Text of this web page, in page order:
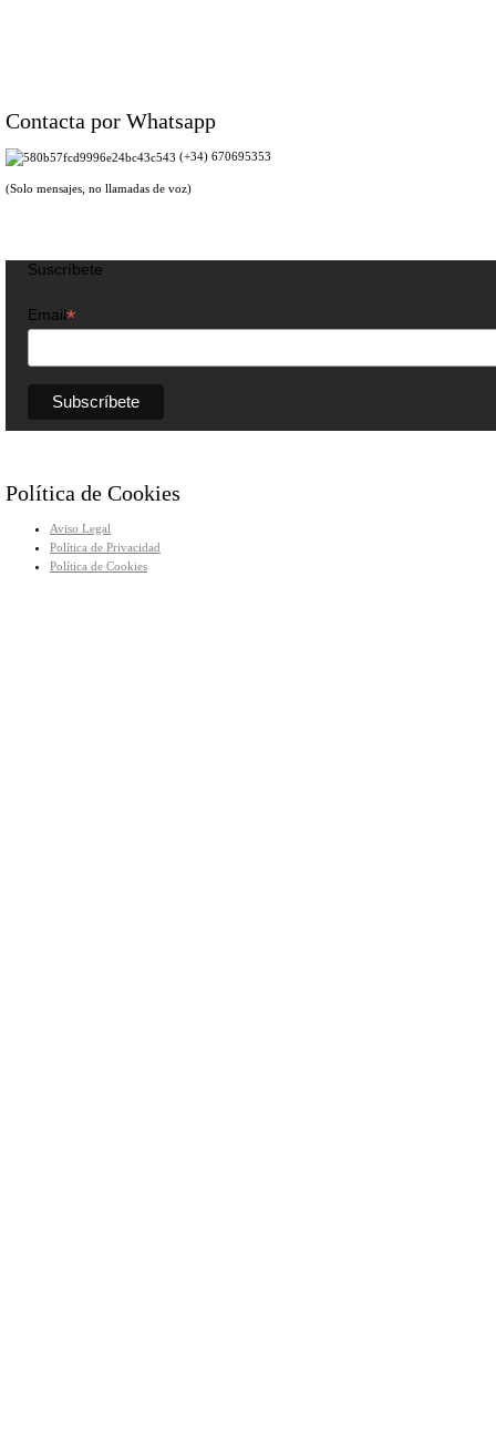
Contacta por Whatsapp
(+34) 670695353
(Solo mensajes, no llamadas de voz)
Suscríbete
Email*
Política de Cookies
Aviso Legal
Política de Privacidad
Política de Cookies